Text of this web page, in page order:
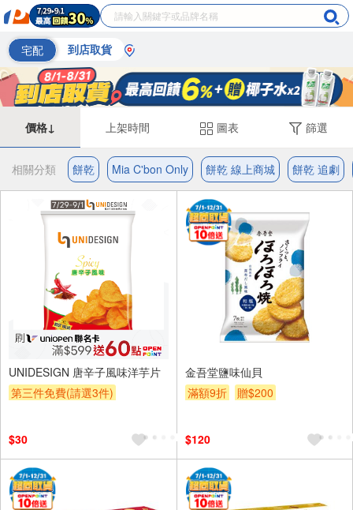
宅配 到店取貨
價格↓ 上架時間 圖表 篩選
相關分類 餅乾 Mia C'bon Only 餅乾 線上商城 餅乾 追劇
UNIDESIGN 唐辛子風味洋芋片
第三件免費(請選3件)
$30
金吾堂鹽味仙貝
滿額9折
贈$200
$120